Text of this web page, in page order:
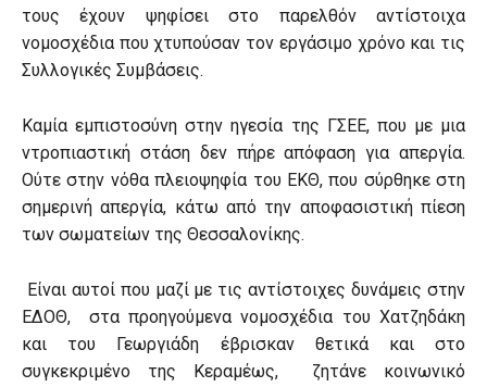
τους έχουν ψηφίσει στο παρελθόν αντίστοιχα
νομοσχέδια που χτυπούσαν τον εργάσιμο χρόνο και τις
Συλλογικές Συμβάσεις.
Καμία εμπιστοσύνη στην ηγεσία της ΓΣΕΕ, που με μια
ντροπιαστική στάση δεν πήρε απόφαση για απεργία.
Ούτε στην νόθα πλειοψηφία του ΕΚΘ, που σύρθηκε στη
σημερινή απεργία, κάτω από την αποφασιστική πίεση
των σωματείων της Θεσσαλονίκης.
Είναι αυτοί που μαζί με τις αντίστοιχες δυνάμεις στην
ΕΔΟΘ, στα προηγούμενα νομοσχέδια του Χατζηδάκη
και του Γεωργιάδη έβρισκαν θετικά και στο
συγκεκριμένο της Κεραμέως, ζητάνε κοινωνικό